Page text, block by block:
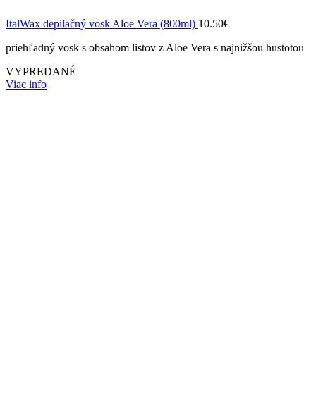
ItalWax depilačný vosk Aloe Vera (800ml) 10.50€
priehľadný vosk s obsahom listov z Aloe Vera s najnižšou hustotou
VYPREDANÉ
Viac info